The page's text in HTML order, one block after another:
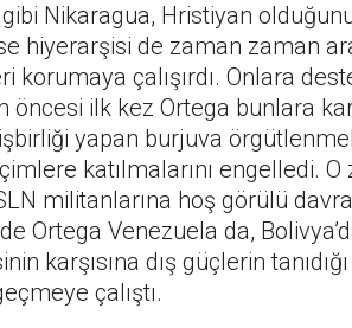
Nikaragua, Hristiyan
hiyerarşisi de zaman zaman
korumaya çalışırdı. Onlara
öncesi ilk kez Ortega bunlara
yapan burjuva
katılmalarını engelledi.
militanlarına hoş görülü
Ortega Venezuela da,
karşısına dış güçlerin
çalıştı.